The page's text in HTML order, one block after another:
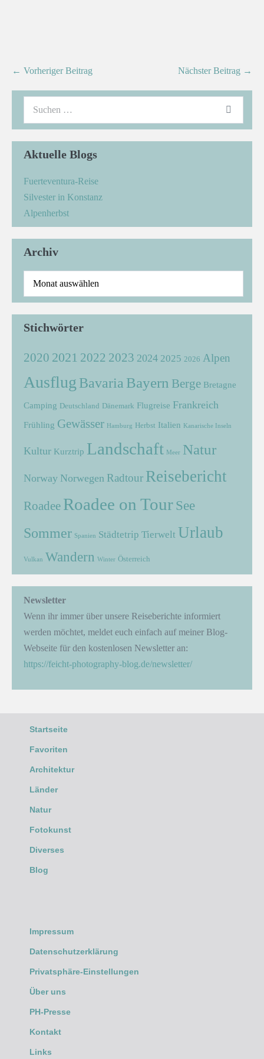
← Vorheriger Beitrag Nächster Beitrag →
Aktuelle Blogs
Fuerteventura-Reise
Silvester in Konstanz
Alpenherbst
Archiv
Stichwörter
2020 2021 2022 2023 2024 2025 2026 Alpen
Ausflug Bavaria Bayern Berge Bretagne
Camping Deutschland Dänemark Flugreise Frankreich
Frühling Gewässer Hamburg Herbst Italien Kanarische Inseln
Kultur Kurztrip Landschaft Meer Natur
Norway Norwegen Radtour Reisebericht
Roadee Roadee on Tour See
Sommer Spanien Städtetrip Tierwelt Urlaub
Vulkan Wandern Winter Österreich
Newsletter
Wenn ihr immer über unsere Reiseberichte informiert
werden möchtet, meldet euch einfach auf meiner Blog-
Webseite für den kostenlosen Newsletter an:
https://feicht-photography-blog.de/newsletter/
Startseite
Favoriten
Architektur
Länder
Natur
Fotokunst
Diverses
Blog
Impressum
Datenschutzerklärung
Privatsphäre-Einstellungen
Über uns
PH-Presse
Kontakt
Links